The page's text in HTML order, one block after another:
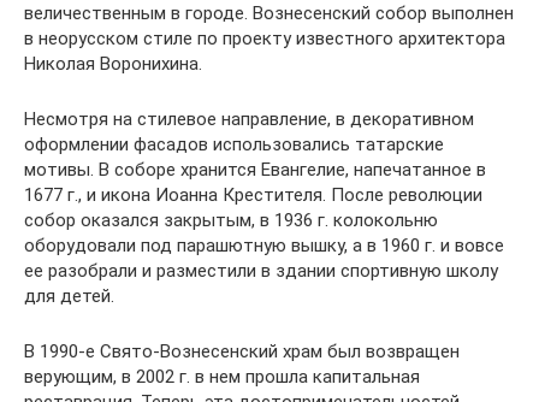
величественным в городе. Вознесенский собор выполнен
в неорусском стиле по проекту известного архитектора
Николая Воронихина.
Несмотря на стилевое направление, в декоративном
оформлении фасадов использовались татарские
мотивы. В соборе хранится Евангелие, напечатанное в
1677 г., и икона Иоанна Крестителя. После революции
собор оказался закрытым, в 1936 г. колокольню
оборудовали под парашютную вышку, а в 1960 г. и вовсе
ее разобрали и разместили в здании спортивную школу
для детей.
В 1990-е Свято-Вознесенский храм был возвращен
верующим, в 2002 г. в нем прошла капитальная